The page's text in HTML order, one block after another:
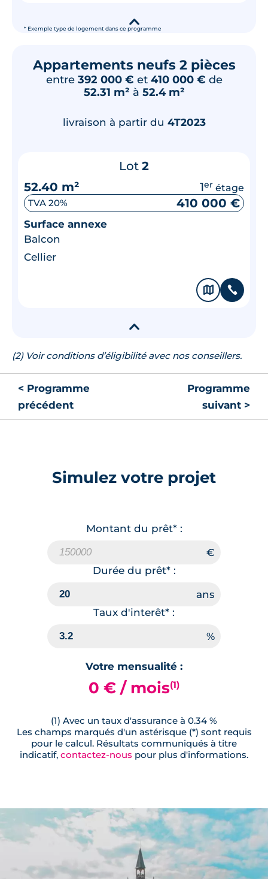
* Exemple type de logement dans ce programme
▾
Appartements neufs 2 pièces
entre 392 000 € et 410 000 € de
52.31 m² à 52.4 m²
livraison à partir du 4T2023
Lot 2
52.40 m²
1er étage
TVA 20% 410 000 €
Surface annexe
Balcon
Cellier
🗞 📞
▾
(2) Voir conditions d’éligibilité avec nos conseillers.
< Programme
précédent
Programme
suivant >
Simulez votre projet
Montant du prêt* :
Durée du prêt* :
Taux d'interêt* :
Votre mensualité :
0 € / mois(1)
(1) Avec un taux d'assurance à 0.34 %
Les champs marqués d'un astérisque (*) sont requis
pour le calcul. Résultats communiqués à titre
indicatif, contactez-nous pour plus d'informations.